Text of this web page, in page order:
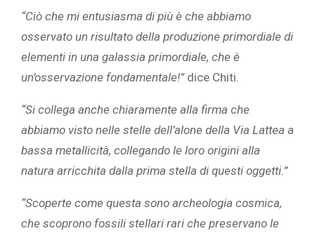
“Ciò che mi entusiasma di più è che abbiamo
osservato un risultato della produzione primordiale di
elementi in una galassia primordiale, che è
un’osservazione fondamentale!” dice Chiti.
“Si collega anche chiaramente alla firma che
abbiamo visto nelle stelle dell’alone della Via Lattea a
bassa metallicità, collegando le loro origini alla
natura arricchita dalla prima stella di questi oggetti.”
“Scoperte come questa sono archeologia cosmica,
che scoprono fossili stellari rari che preservano le